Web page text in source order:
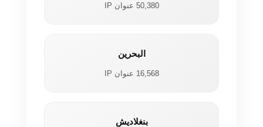
50,380 عنوان IP
البحرين
16,568 عنوان IP
بنغلاديش